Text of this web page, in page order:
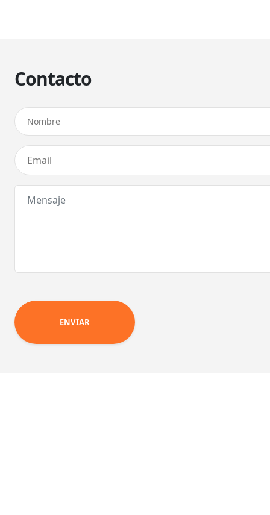
Contacto
Nombre
Dirección de correo electrónico
ENVIAR